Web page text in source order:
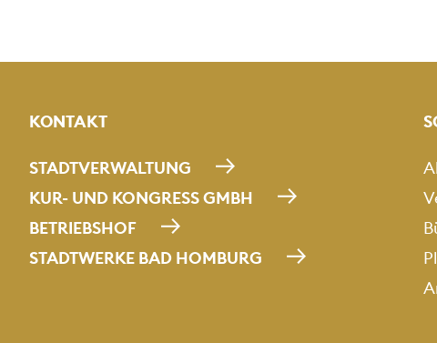
KONTAKT
STADTVERWALTUNG
KUR- UND KONGRESS GMBH
BETRIEBSHOF
STADTWERKE BAD HOMBURG